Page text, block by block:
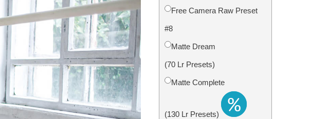
การจัดการรูปภาพ ถ่ายรูปเป็นบริการ
ข้อมูลการฝึกอบรม AI Video Editing Services
คำเชิญงานแต่งงาน
คำเชิญวันเกิดของเด็ก
Free Camera Raw Preset
#8
Matte Dream
(70 Lr Presets)
Matte Complete
(130 Lr Presets)